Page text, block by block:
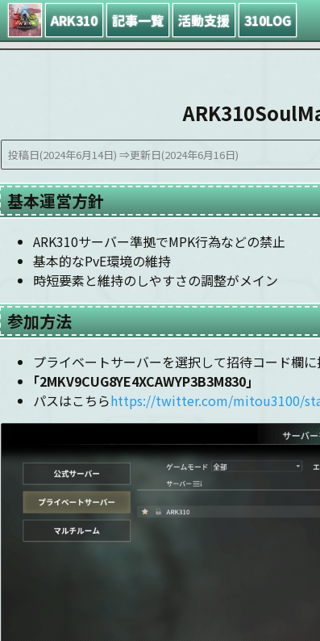
ARK310 記事一覧 活動支援 310LOG
投稿日(2024年6月14日) ⇒更新日(2024年6月16日)
基本運営方針
ARK310サーバー準拠でMPK行為などの禁止
基本的なPvE環境の維持
時短要素と維持のしやすさの調整がメイン
参加方法
プライベートサーバーを選択して招待コード欄
｢2MKV9CUG8YE4XCAWYP3B3M830｣
パスはこちらhttps://twitter.com/mitou3100/